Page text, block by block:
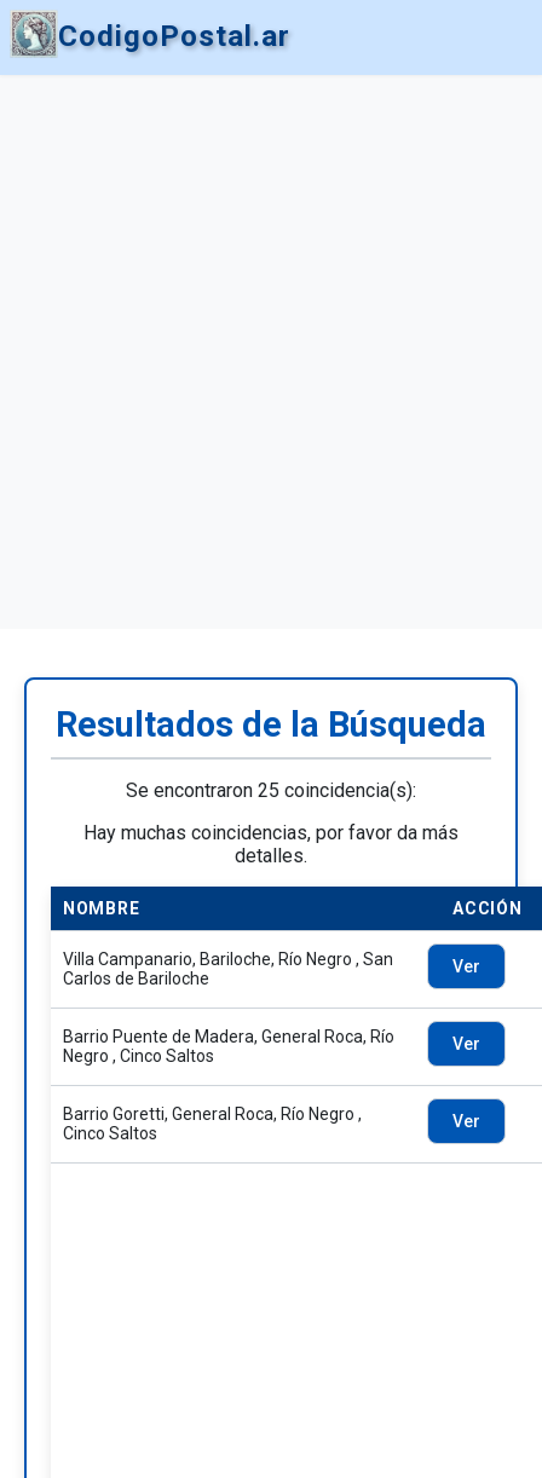
CodigoPostal.ar
Resultados de la Búsqueda
Se encontraron 25 coincidencia(s):
Hay muchas coincidencias, por favor da más
detalles.
NOMBRE ACCIÓN
Villa Campanario, Bariloche, Río Negro , San
Carlos de Bariloche
Ver
Barrio Puente de Madera, General Roca, Río
Negro , Cinco Saltos
Ver
Barrio Goretti, General Roca, Río Negro ,
Cinco Saltos
Ver